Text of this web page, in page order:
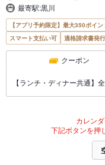
最寄駅:黒川
【アプリ予約限定】最大350ポイ
スマート支払い可
適格請求書発
クーポン
【ランチ・ディナー共通】
カレン
下記ボタンを押